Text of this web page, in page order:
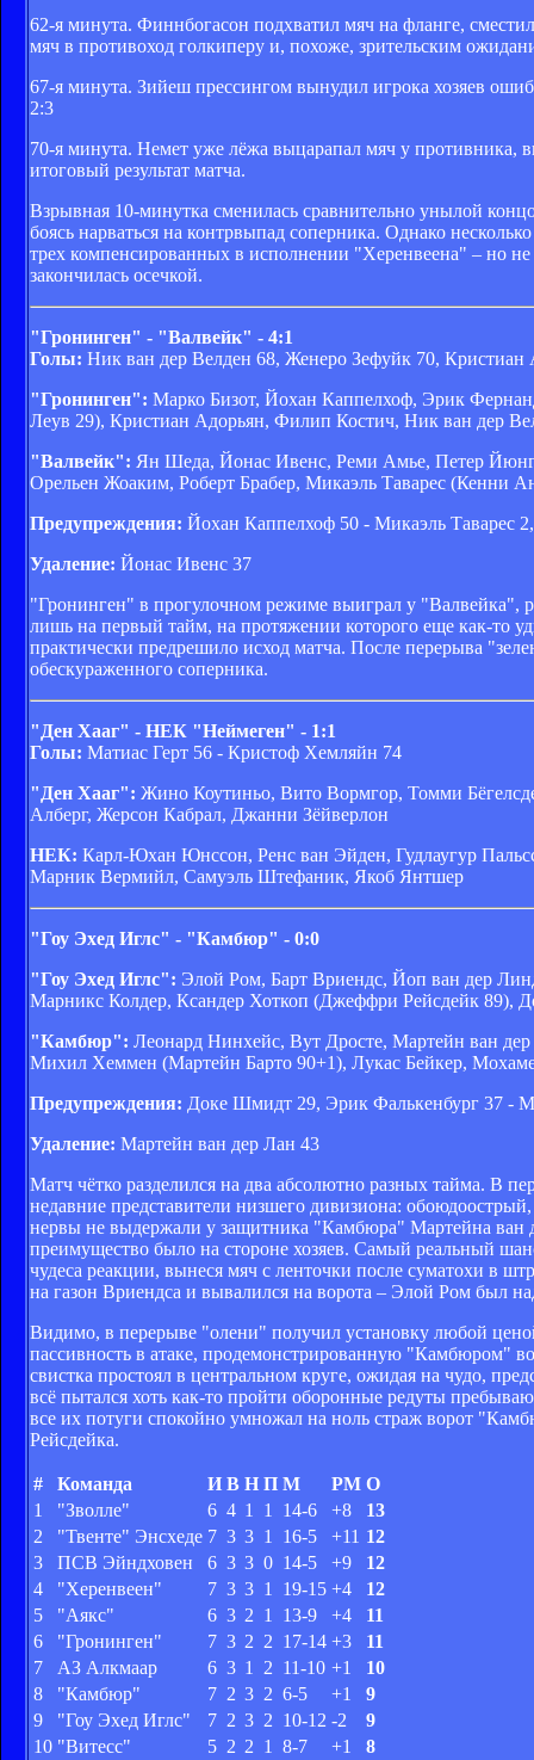
62-я минута. Финнбогасон подхватил мяч на фланге,
мяч в противоход голкиперу и, похоже, зрительским
67-я минута. Зийеш прессингом вынудил игрока хозяев
2:3
70-я минута. Немет уже лёжа выцарапал мяч у противника,
итоговый результат матча.
Взрывная 10-минутка сменилась сравнительно унылой
боясь нарваться на контрвыпад соперника. Однако
трех компенсированных в исполнении "Херенвеена" – но
закончилась осечкой.
"Гронинген" - "Валвейк" - 4:1
Голы: Ник ван дер Велден 68, Женеро Зефуйк 70,
"Гронинген": Марко Бизот, Йохан Каппелхоф, Эрик
Леув 29), Кристиан Адорьян, Филип Костич, Ник ван дер
"Валвейк": Ян Шеда, Йонас Ивенс, Реми Амье, Петер
Орельен Жоаким, Роберт Брабер, Микаэль Таварес (Кенни
Предупреждения: Йохан Каппелхоф 50 - Микаэль Таварес
Удаление: Йонас Ивенс 37
"Гронинген" в прогулочном режиме выиграл у "Валвейка",
лишь на первый тайм, на протяжении которого еще как-то
практически предрешило исход матча. После перерыва
обескураженного соперника.
"Ден Хааг" - НЕК "Неймеген" - 1:1
Голы: Матиас Герт 56 - Кристоф Хемляйн 74
"Ден Хааг": Жино Коутиньо, Вито Вормгор, Томми
Алберг, Жерсон Кабрал, Джанни Зёйверлон
НЕК: Карл-Юхан Юнссон, Ренс ван Эйден, Гудлаугур
Марник Вермийл, Самуэль Штефаник, Якоб Янтшер
"Гоу Эхед Иглс" - "Камбюр" - 0:0
"Гоу Эхед Иглс": Элой Ром, Барт Вриендс, Йоп ван дер
Марникс Колдер, Ксандер Хоткоп (Джеффри Рейсдейк 89),
"Камбюр": Леонард Нинхейс, Вут Дросте, Мартейн ван
Михил Хеммен (Мартейн Барто 90+1), Лукас Бейкер,
Предупреждения: Доке Шмидт 29, Эрик Фалькенбург 37 -
Удаление: Мартейн ван дер Лан 43
Матч чётко разделился на два абсолютно разных тайма. В
недавние представители низшего дивизиона:
нервы не выдержали у защитника "Камбюра" Мартейна ван
преимущество было на стороне хозяев. Самый реальный
чудеса реакции, вынеся мяч с ленточки после суматохи в
на газон Вриендса и вывалился на ворота – Элой Ром был
Видимо, в перерыве "олени" получил установку любой
пассивность в атаке, продемонстрированную "Камбюром"
свистка простоял в центральном круге, ожидая на чудо,
всё пытался хоть как-то пройти оборонные редуты
все их потуги спокойно умножал на ноль страж ворот
Рейсдейка.
# Команда И В Н П М РМ О
1
"Зволле" 6 4 1 1 14-6 +8
13
2
"Твенте" Энсхеде 7 3 3 1 16-5 +11 12
3
ПСВ Эйндховен 6 3 3 0 14-5 +9
12
4
"Херенвеен" 7 3 3 1 19-15 +4
12
5
"Аякс" 6 3 2 1 13-9 +4
11
6
"Гронинген" 7 3 2 2 17-14 +3
11
7
АЗ Алкмаар 6 3 1 2 11-10 +1
10
8
"Камбюр" 7 2 3 2 6-5 +1
9
9
"Гоу Эхед Иглс" 7 2 3 2 10-12 -2
9
10 "Витесс" 5 2 2 1 8-7 +1
8